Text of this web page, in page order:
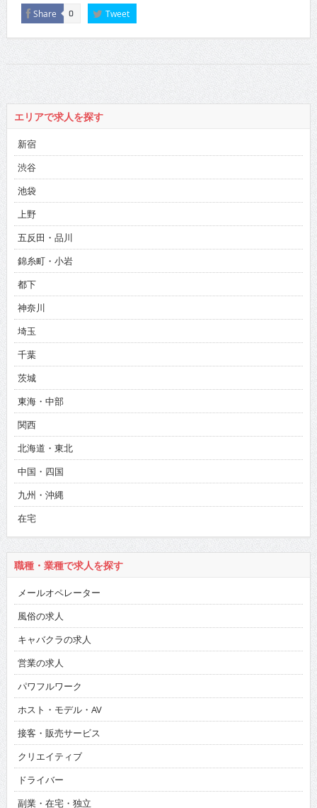
Share 0 Tweet
エリアで求人を探す
新宿
渋谷
池袋
上野
五反田・品川
錦糸町・小岩
都下
神奈川
埼玉
千葉
茨城
東海・中部
関西
北海道・東北
中国・四国
九州・沖縄
在宅
職種・業種で求人を探す
メールオペレーター
風俗の求人
キャバクラの求人
営業の求人
パワフルワーク
ホスト・モデル・AV
接客・販売サービス
クリエイティブ
ドライバー
副業・在宅・独立